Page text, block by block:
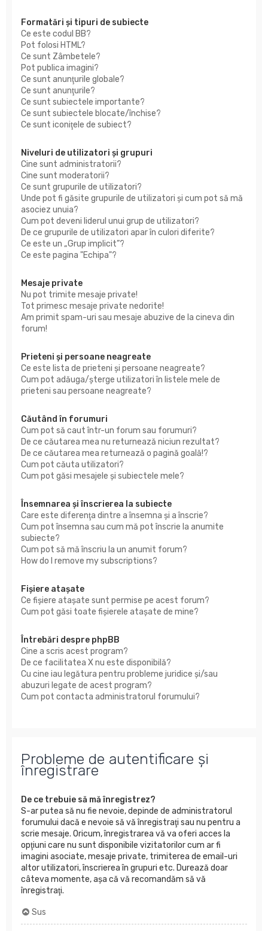
Formatări şi tipuri de subiecte
Ce este codul BB?
Pot folosi HTML?
Ce sunt Zâmbetele?
Pot publica imagini?
Ce sunt anunţurile globale?
Ce sunt anunţurile?
Ce sunt subiectele importante?
Ce sunt subiectele blocate/închise?
Ce sunt iconiţele de subiect?
Niveluri de utilizatori şi grupuri
Cine sunt administratorii?
Cine sunt moderatorii?
Ce sunt grupurile de utilizatori?
Unde pot fi găsite grupurile de utilizatori şi cum pot să mă
asociez unuia?
Cum pot deveni liderul unui grup de utilizatori?
De ce grupurile de utilizatori apar în culori diferite?
Ce este un „Grup implicit”?
Ce este pagina "Echipa"?
Mesaje private
Nu pot trimite mesaje private!
Tot primesc mesaje private nedorite!
Am primit spam-uri sau mesaje abuzive de la cineva din
forum!
Prieteni şi persoane neagreate
Ce este lista de prieteni şi persoane neagreate?
Cum pot adăuga/şterge utilizatori în listele mele de
prieteni sau persoane neagreate?
Căutând în forumuri
Cum pot să caut într-un forum sau forumuri?
De ce căutarea mea nu returnează niciun rezultat?
De ce căutarea mea returnează o pagină goală!?
Cum pot căuta utilizatori?
Cum pot găsi mesajele şi subiectele mele?
Însemnarea şi înscrierea la subiecte
Care este diferenţa dintre a însemna şi a înscrie?
Cum pot însemna sau cum mă pot înscrie la anumite
subiecte?
Cum pot să mă înscriu la un anumit forum?
How do I remove my subscriptions?
Fişiere ataşate
Ce fişiere ataşate sunt permise pe acest forum?
Cum pot găsi toate fişierele ataşate de mine?
Întrebări despre phpBB
Cine a scris acest program?
De ce facilitatea X nu este disponibilă?
Cu cine iau legătura pentru probleme juridice şi/sau
abuzuri legate de acest program?
Cum pot contacta administratorul forumului?
Probleme de autentificare şi
înregistrare
De ce trebuie să mă înregistrez?
S-ar putea să nu fie nevoie, depinde de administratorul
forumului dacă e nevoie să vă înregistraţi sau nu pentru a
scrie mesaje. Oricum, înregistrarea vă va oferi acces la
opţiuni care nu sunt disponibile vizitatorilor cum ar fi
imagini asociate, mesaje private, trimiterea de email-uri
altor utilizatori, înscrierea în grupuri etc. Durează doar
câteva momente, aşa că vă recomandăm să vă
înregistraţi.
Sus